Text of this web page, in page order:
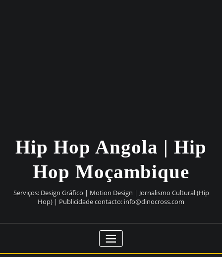
Hip Hop Angola | Hip
Hop Moçambique
Serviços: Design Gráfico | Motion Design | Jornalismo Cultural (Hip
Hop) | Publicidade contacto: info@dinocross.com